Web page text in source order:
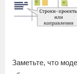
Заметьте, что